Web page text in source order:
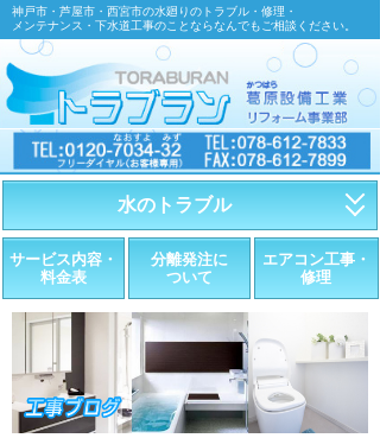
神戸市・芦屋市・西宮市の水廻りのトラブル・修理・
メンテナンス・下水道工事のことならなんでもご相談ください。
水のトラブル
・トイレが詰まったら
・トイレが漏れたら
・水道管が漏れたら
・排水が詰まったら
サービス内容・
料金表
分離発注に
ついて
エアコン工事・
修理